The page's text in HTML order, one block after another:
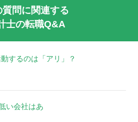
質問に関連する
士の転職Q&A
するのは「アリ」？
い会社はあ